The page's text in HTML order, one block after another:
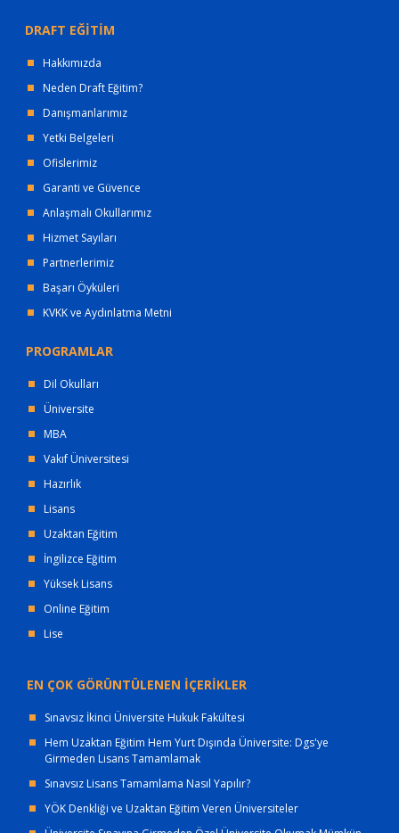
DRAFT EĞİTİM
Hakkımızda
Neden Draft Eğitim?
Danışmanlarımız
Yetki Belgeleri
Ofislerimiz
Garanti ve Güvence
Anlaşmalı Okullarımız
Hizmet Sayıları
Partnerlerimiz
Başarı Öyküleri
KVKK ve Aydınlatma Metni
PROGRAMLAR
Dil Okulları
Üniversite
MBA
Vakıf Üniversitesi
Hazırlık
Lisans
Uzaktan Eğitim
İngilizce Eğitim
Yüksek Lisans
Online Eğitim
Lise
EN ÇOK GÖRÜNTÜLENEN İÇERİKLER
Sınavsız İkinci Üniversite Hukuk Fakültesi
Hem Uzaktan Eğitim Hem Yurt Dışında Üniversite: Dgs'ye
Girmeden Lisans Tamamlamak
Sınavsız Lisans Tamamlama Nasıl Yapılır?
YÖK Denkliği ve Uzaktan Eğitim Veren Üniversiteler